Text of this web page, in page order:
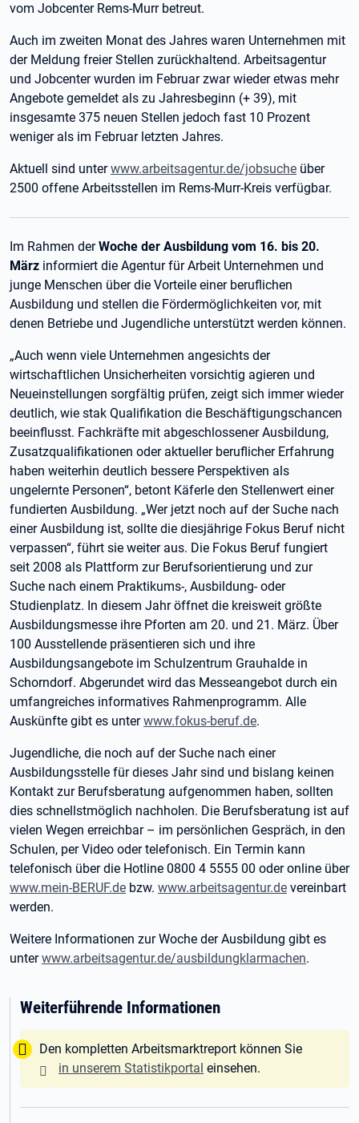
vom Jobcenter Rems-Murr betreut.
Auch im zweiten Monat des Jahres waren Unternehmen mit
der Meldung freier Stellen zurückhaltend. Arbeitsagentur
und Jobcenter wurden im Februar zwar wieder etwas mehr
Angebote gemeldet als zu Jahresbeginn (+ 39), mit
insgesamte 375 neuen Stellen jedoch fast 10 Prozent
weniger als im Februar letzten Jahres.
Aktuell sind unterwww.arbeitsagentur.de/jobsuche über
2500 offene Arbeitsstellen im Rems-Murr-Kreis verfügbar.
Im Rahmen derWoche der Ausbildung vom 16. bis 20.
März informiert die Agentur für Arbeit Unternehmen und
junge Menschen über die Vorteile einer beruflichen
Ausbildung und stellen die Fördermöglichkeiten vor, mit
denen Betriebe und Jugendliche unterstützt werden können.
„Auch wenn viele Unternehmen angesichts der
wirtschaftlichen Unsicherheiten vorsichtig agieren und
Neueinstellungen sorgfältig prüfen, zeigt sich immer wieder
deutlich, wie stak Qualifikation die Beschäftigungschancen
beeinflusst. Fachkräfte mit abgeschlossener Ausbildung,
Zusatzqualifikationen oder aktueller beruflicher Erfahrung
haben weiterhin deutlich bessere Perspektiven als
ungelernte Personen“, betont Käferle den Stellenwert einer
fundierten Ausbildung. „Wer jetzt noch auf der Suche nach
einer Ausbildung ist, sollte die diesjährige Fokus Beruf nicht
verpassen“, führt sie weiter aus. Die Fokus Beruf fungiert
seit 2008 als Plattform zur Berufsorientierung und zur
Suche nach einem Praktikums-, Ausbildung- oder
Studienplatz. In diesem Jahr öffnet die kreisweit größte
Ausbildungsmesse ihre Pforten am 20. und 21. März. Über
100 Ausstellende präsentieren sich und ihre
Ausbildungsangebote im Schulzentrum Grauhalde in
Schorndorf. Abgerundet wird das Messeangebot durch ein
umfangreiches informatives Rahmenprogramm. Alle
Auskünfte gibt es unterwww.fokus-beruf.de.
Jugendliche, die noch auf der Suche nach einer
Ausbildungsstelle für dieses Jahr sind und bislang keinen
Kontakt zur Berufsberatung aufgenommen haben, sollten
dies schnellstmöglich nachholen. Die Berufsberatung ist auf
vielen Wegen erreichbar – im persönlichen Gespräch, in den
Schulen, per Video oder telefonisch. Ein Termin kann
telefonisch über die Hotline 0800 4 5555 00 oder online über
www.mein-BERUF.de bzw. www.arbeitsagentur.de vereinbart
werden.
Weitere Informationen zur Woche der Ausbildung gibt es
unterwww.arbeitsagentur.de/ausbildungklarmachen.
Weiterführende Informationen
Tipp:
Den kompletten Arbeitsmarktreport können Sie
in unserem Statistikportal einsehen.